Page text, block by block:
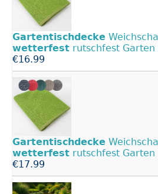
Gartentischdecke
wetterfest rutschfest
€16.99
Gartentischdecke
wetterfest rutschfest Garten
€17.99